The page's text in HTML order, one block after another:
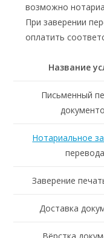
возможно
При заверении
оплатить
Название
Письменный
Нотариальное
перевода
Заверение
Доставка